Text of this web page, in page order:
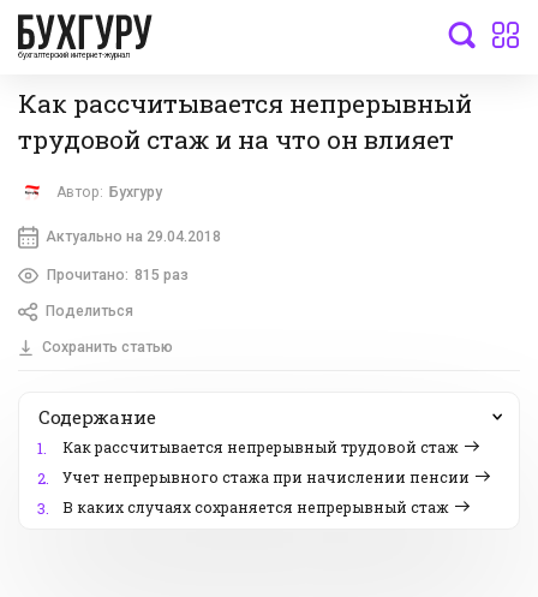
бухгалтерский интернет-журнал
Как рассчитывается непрерывный
трудовой стаж и на что он влияет
Автор: Бухгуру
Актуально на 29.04.2018
Прочитано: 815 раз
Поделиться
Сохранить статью
Содержание
1.
Как рассчитывается непрерывный трудовой стаж
2.
Учет непрерывного стажа при начислении пенсии
3.
В каких случаях сохраняется непрерывный стаж